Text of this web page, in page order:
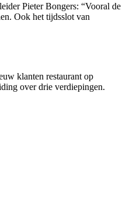
Pieter Bongers: “Vooral de
Ook het tijdsslot van
klanten restaurant op
over drie verdiepingen.